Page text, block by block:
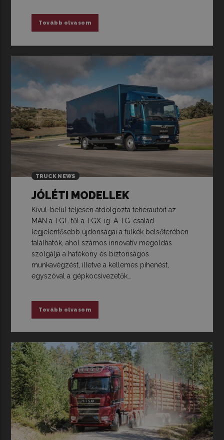
Tovább olvasom
TRUCK NEWS
JÓLÉTI MODELLEK
Kívül-belül teljesen átdolgozta teherautóit az
MAN a TGL-től a TGX-ig. A TG-család
legjelentősebb újdonságai a fülkék belsőterében
találhatók, ahol számos innovatív megoldás
szolgálja a hatékony és biztonságos
munkavégzést, illetve a kellemes pihenést,
egyszóval a gépkocsivezetők…
Tovább olvasom